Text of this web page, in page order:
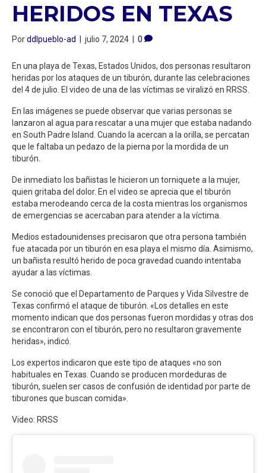
HERIDOS EN TEXAS
Porddlpueblo-ad | julio 7, 2024 | 0
En una playa de Texas, Estados Unidos, dos personas resultaron
heridas por los ataques de un tiburón, durante las celebraciones
del 4 de julio. El video de una de las víctimas se viralizó en RRSS.
En las imágenes se puede observar que varias personas se
lanzaron al agua para rescatar a una mujer que estaba nadando
en South Padre Island. Cuando la acercan a la orilla, se percatan
que le faltaba un pedazo de la pierna por la mordida de un
tiburón.
De inmediato los bañistas le hicieron un torniquete a la mujer,
quien gritaba del dolor. En el video se aprecia que el tiburón
estaba merodeando cerca de la costa mientras los organismos
de emergencias se acercaban para atender a la víctima.
Medios estadounidenses precisaron que otra persona también
fue atacada por un tiburón en esa playa el mismo día. Asimismo,
un bañista resultó herido de poca gravedad cuando intentaba
ayudar a las víctimas.
Se conoció que el Departamento de Parques y Vida Silvestre de
Texas confirmó el ataque de tiburón. «Los detalles en este
momento indican que dos personas fueron mordidas y otras dos
se encontraron con el tiburón, pero no resultaron gravemente
heridas», indicó.
Los expertos indicaron que este tipo de ataques «no son
habituales en Texas. Cuando se producen mordeduras de
tiburón, suelen ser casos de confusión de identidad por parte de
tiburones que buscan comida».
Video: RRSS